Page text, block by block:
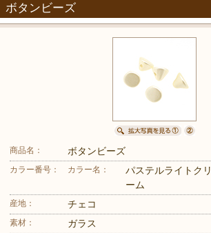
ボタンビーズ
商品名： ボタンビーズ
カラー番号： カラー名：
パステルライトクリ
ーム
産地： チェコ
素材： ガラス